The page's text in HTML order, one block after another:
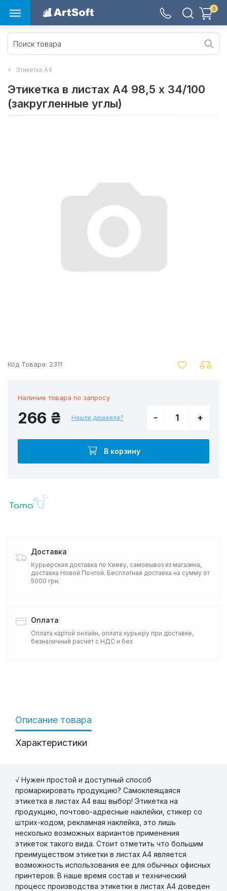
0
Этикетка А4
Этикетка в листах А4 98,5 х 34/100
(закругленные углы)
Код Товара: 2311
Наличие товара по запросу
266 ₴ Нашли дешевле? - +
В корзину
Доставка
Курьерская доставка по Киеву, самовывоз из магазина,
доставка Новой Почтой. Бесплатная доставка на сумму от
5000 грн.
Оплата
Оплата картой онлайн, оплата курьеру при доставке,
безналичный расчет с НДС и без
Описание товара
Характеристики
√ Нужен простой и доступный способ
промаркировать продукцию? Самоклеящаяся
этикетка в листах А4 ваш выбор! Этикетка на
продукцию, почтово-адресные наклейки, стикер со
штрих-кодом, рекламная наклейка, это лишь
несколько возможных вариантов применения
этикеток такого вида. Стоит отметить что большим
преимуществом этикетки в листах А4 является
возможность использования ее для обычных офисных
принтеров. В наше время состав и технический
процесс производства этикетки в листах А4 доведен